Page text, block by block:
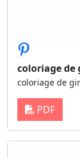
coloriage
coloriage de
PDF